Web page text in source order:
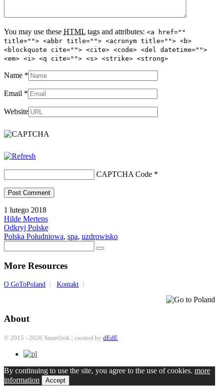
You may use these HTML tags and attributes: <a href=""
title=""> <abbr title=""> <acronym title=""> <b>
<blockquote cite=""> <cite> <code> <del datetime="">
<em> <i> <q cite=""> <s> <strike> <strong>
Name *
Email *
Website
CAPTCHA Code *
1 lutego 2018
Hilde Mertens
Odkryj Polskę
Polska Południowa, spa, uzdrowisko
More Resources
O GoToPoland Kontakt
About
© 2015 - 2026 Smartlink | created by dEdE
By continuing to use the site, you agree to the use of cookies. more
information
Accept